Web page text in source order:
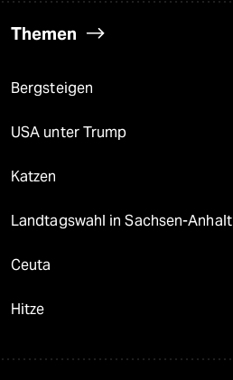
Themen
Bergsteigen
USA unter Trump
Katzen
Landtagswahl in Sachsen-Anhalt
Ceuta
Hitze